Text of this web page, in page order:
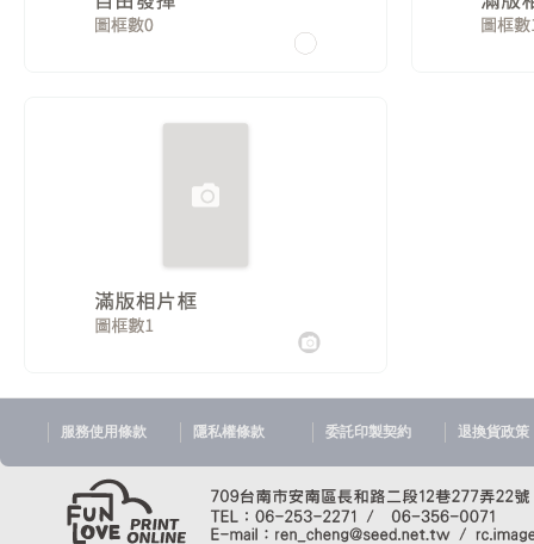
服務使用條款 隱私權條款 委託印製契約 退換貨政策